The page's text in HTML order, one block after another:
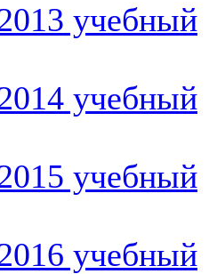
учебный
учебный
учебный
учебный